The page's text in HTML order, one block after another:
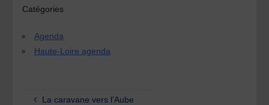
Catégories
Agenda
Haute-Loire agenda
La caravane vers l’Aube